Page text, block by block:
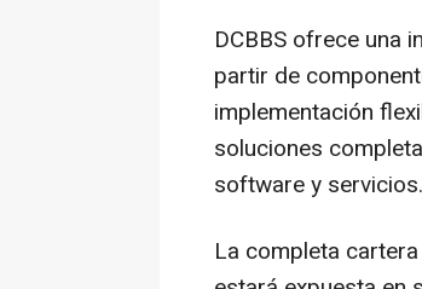
DCBBS ofrece una
partir de
implementación
soluciones
software y servicios.
La completa